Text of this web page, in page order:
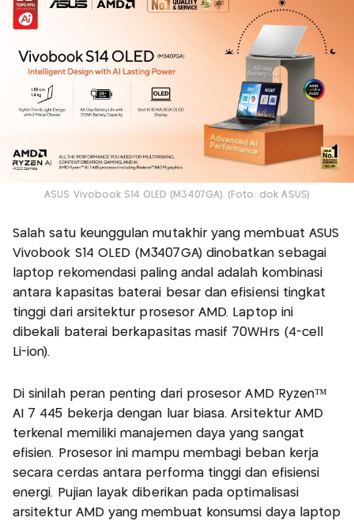
ASUS Vivobook S14 OLED (M3407GA). (Foto: dok ASUS)
Salah satu keunggulan mutakhir yang membuat ASUS
Vivobook S14 OLED (M3407GA) dinobatkan sebagai
laptop rekomendasi paling andal adalah kombinasi
antara kapasitas baterai besar dan efisiensi tingkat
tinggi dari arsitektur prosesor AMD. Laptop ini
dibekali baterai berkapasitas masif 70WHrs (4-cell
Li-ion).
Di sinilah peran penting dari prosesor AMD Ryzen™
AI 7 445 bekerja dengan luar biasa. Arsitektur AMD
terkenal memiliki manajemen daya yang sangat
efisien. Prosesor ini mampu membagi beban kerja
secara cerdas antara performa tinggi dan efisiensi
energi. Pujian layak diberikan pada optimalisasi
arsitektur AMD yang membuat konsumsi daya laptop